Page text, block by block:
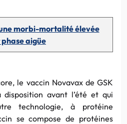
morbi-mortalité élevée
aigüe
le vaccin Novavax de GSK
avant l’été et qui
technologie, à protéine
se compose de protéines